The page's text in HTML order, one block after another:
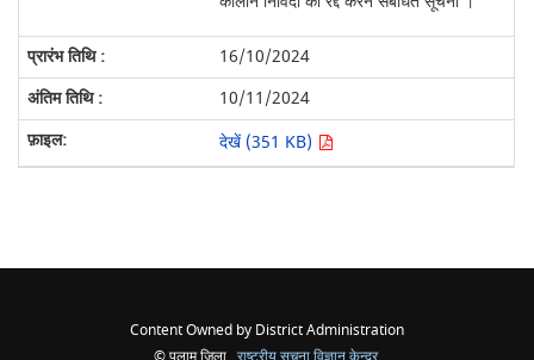
16/10/2024
10/11/2024
देखें (351 KB)
Content Owned by District Administration